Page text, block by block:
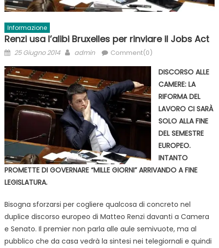
Informazione
Renzi usa l’alibi Bruxelles per rinviare il Jobs Act
Posted
25 Giugno 2014 Author
admin Comment(0)
DISCORSO ALLE
CAMERE: LA
RIFORMA DEL
LAVORO CI SARÀ
SOLO ALLA FINE
DEL SEMESTRE
EUROPEO.
INTANTO
PROMETTE DI GOVERNARE “MILLE GIORNI” ARRIVANDO A FINE
LEGISLATURA.
Bisogna sforzarsi per cogliere qualcosa di concreto nel
duplice discorso europeo di Matteo Renzi davanti a Camera
e Senato. Il premier non parla alle aule semivuote, ma al
pubblico che da casa vedrà la sintesi nei telegiornali e quindi